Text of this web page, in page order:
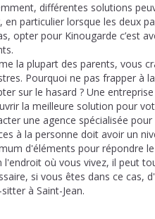
différentes solutions
en particulier lorsque les deux
opter pour Kinougarde c’est
la plupart des parents, vous
Pourquoi ne pas frapper à
sur le hasard ? Une
la meilleure solution pour
une agence spécialisée
à la personne doit avoir un
d'éléments pour répondre
l'endroit où vous vivez, il peut
si vous êtes dans ce cas,
à Saint-Jean.